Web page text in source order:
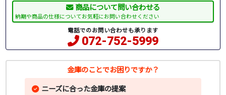
商品について問い合わせる
納期や商品の仕様についてお気軽にお問い合わせください
電話でのお問い合わせも承ります
072-752-5999
金庫のことでお困りですか？
ニーズに合った金庫の提案